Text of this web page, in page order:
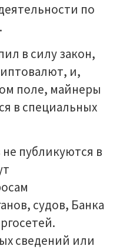
по
в силу закон,
и,
поле, майнеры
в специальных
публикуются в
судов, Банка
сведений или